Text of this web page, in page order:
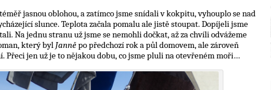
jasnou oblohou, a zatímco jsme snídali v kokpitu, vyhouplo se nad
slunce. Teplota začala pomalu ale jistě stoupat. Dopíjeli jsme
Na jednu stranu už jsme se nemohli dočkat, až za chvíli odvážeme
který byl Janněpo předchozí rok a půl domovem, ale zároveň
Přeci jen už je to nějakou dobu, co jsme pluli na otevřeném moři…